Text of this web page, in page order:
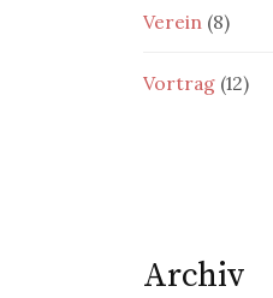
Verein (8)
Vortrag (12)
Archiv